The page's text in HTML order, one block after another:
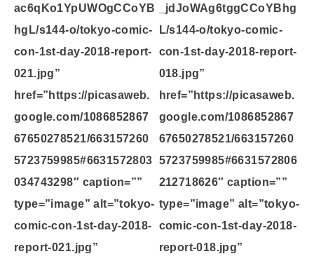
ac6qKo1YpUWOgCCoYB
hgL/s144-o/tokyo-comic-
con-1st-day-2018-report-
021.jpg”
href=”https://picasaweb.
google.com/1086852867
67650278521/663157260
5723759985#6631572803
034743298″ caption=””
type=”image” alt=”tokyo-
comic-con-1st-day-2018-
report-021.jpg”
_jdJoWAg6tggCCoYBhg
L/s144-o/tokyo-comic-
con-1st-day-2018-report-
018.jpg”
href=”https://picasaweb.
google.com/1086852867
67650278521/663157260
5723759985#6631572806
212718626″ caption=””
type=”image” alt=”tokyo-
comic-con-1st-day-2018-
report-018.jpg”